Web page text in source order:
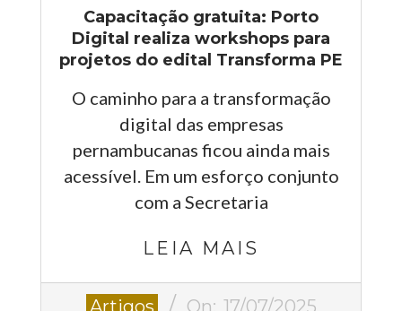
Capacitação gratuita: Porto
Digital realiza workshops para
projetos do edital Transforma PE
O caminho para a transformação
digital das empresas
pernambucanas ficou ainda mais
acessível. Em um esforço conjunto
com a Secretaria
LEIA MAIS
2025-
Artigos On: 17/07/2025